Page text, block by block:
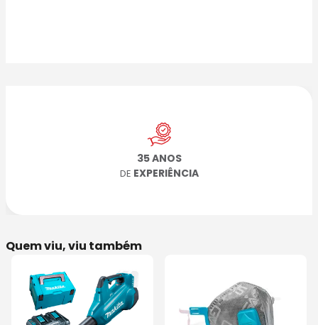
35 ANOS
DE EXPERIÊNCIA
Quem viu, viu também